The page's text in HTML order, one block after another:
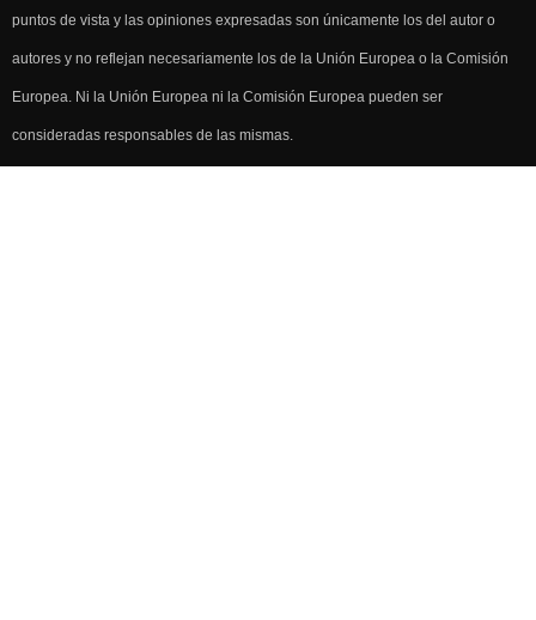
puntos de vista y las opiniones expresadas son únicamente los del autor o
autores y no reflejan necesariamente los de la Unión Europea o la Comisión
Europea. Ni la Unión Europea ni la Comisión Europea pueden ser
consideradas responsables de las mismas.